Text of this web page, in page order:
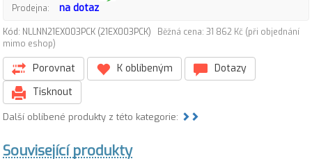
Prodejna: na dotaz
Kód: NLLNN21EX003PCK (21EX003PCK)
Běžná cena: 31 862 Kč (při objednání
mimo eshop)
Porovnat K oblíbeným
Dotazy
Tisknout
Další oblíbené produkty z této kategorie:
Související produkty